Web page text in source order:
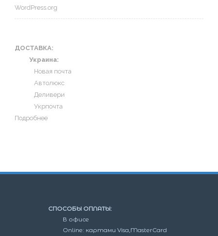
WordPress.org
ДОСТАВКА:
Украина:
Новая почта
Автолюкс
Деливери
Укрпочта
Подробнее
СПОСОБЫ ОПЛАТЫ:
В офисе
Online: картами Visa,MasterCard